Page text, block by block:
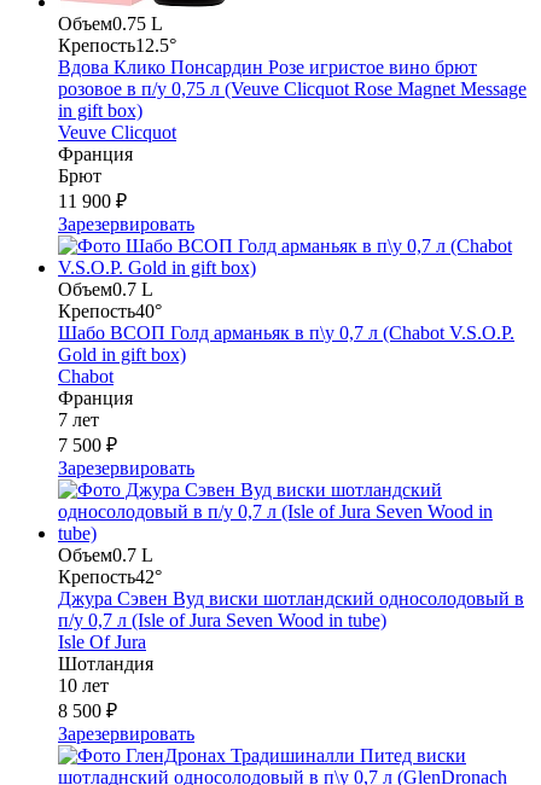
Объем0.75 L
Крепость12.5°
Вдова Клико Понсардин Розе игристое вино брют
розовое в п/у 0,75 л (Veuve Clicquot Rose Magnet Message
in gift box)
Veuve Clicquot
Франция
Брют
11 900 ₽
Зарезервировать
Объем0.7 L
Крепость40°
Шабо ВСОП Голд арманьяк в п\у 0,7 л (Chabot V.S.O.P.
Gold in gift box)
Chabot
Франция
7 лет
7 500 ₽
Зарезервировать
Объем0.7 L
Крепость42°
Джура Сэвен Вуд виски шотландский односолодовый в
п/у 0,7 л (Isle of Jura Seven Wood in tube)
Isle Of Jura
Шотландия
10 лет
8 500 ₽
Зарезервировать